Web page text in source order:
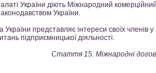
України діють Міжнародний
України.
представляє інтереси своїх членів
підприємницької діяльності.
Стаття 15. Міжнародні